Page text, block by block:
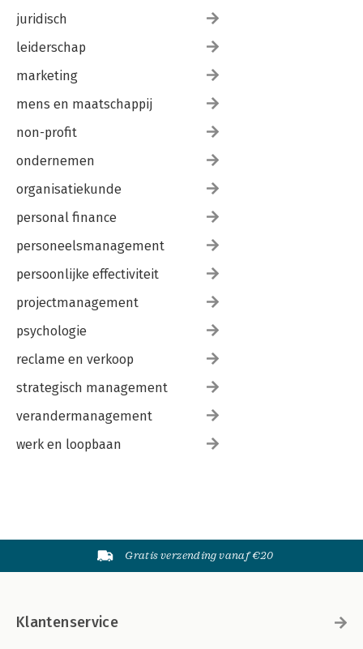
juridisch
leiderschap
marketing
mens en maatschappij
non-profit
ondernemen
organisatiekunde
personal finance
personeelsmanagement
persoonlijke effectiviteit
projectmanagement
psychologie
reclame en verkoop
strategisch management
verandermanagement
werk en loopbaan
Gratis verzending vanaf €20
Klantenservice